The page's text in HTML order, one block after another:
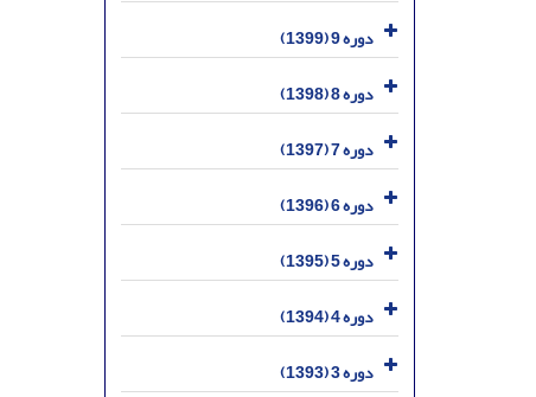
دوره 9 (1399)
دوره 8 (1398)
دوره 7 (1397)
دوره 6 (1396)
دوره 5 (1395)
دوره 4 (1394)
دوره 3 (1393)